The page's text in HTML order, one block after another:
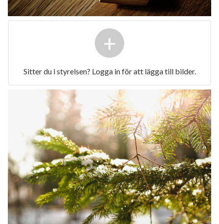
+
Sitter du i styrelsen? Logga in för att lägga till bilder.